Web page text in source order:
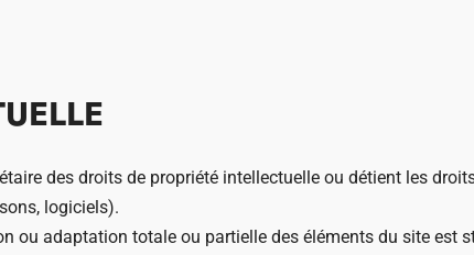
des droits de propriété intellectuelle ou détient les
logiciels).
ou adaptation totale ou partielle des éléments du site est